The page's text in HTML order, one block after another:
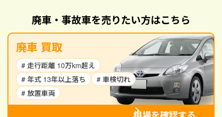
廃車・事故車を売りたい方はこちら
廃車 買取
# 走行距離 10万km超え
# 年式 13年以上落ち
# 車検切れ
# 放置車両